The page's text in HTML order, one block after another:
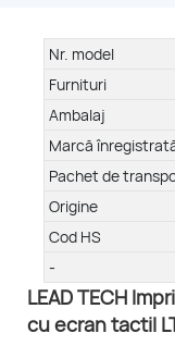
Nr. model
Furnituri
Ambalaj
Marcă
Pachet de
Origine
Cod HS
-
LEAD TECH
cu ecran tactil